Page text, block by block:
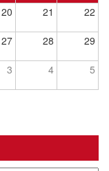
20 21 22
27 28 29
3 4 5